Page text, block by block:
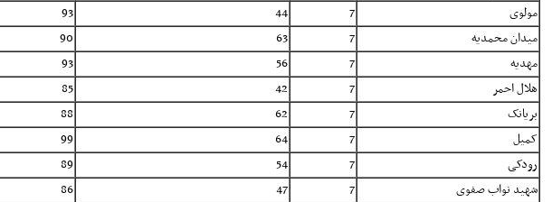
مولوی
7
44
93
میدان محمدیه
7
63
90
مهدیه
7
56
93
هلال احمر
7
42
85
بریانک
7
62
88
کمیل
7
64
99
رودکی
7
54
89
شهید نواب صفوی
7
47
86